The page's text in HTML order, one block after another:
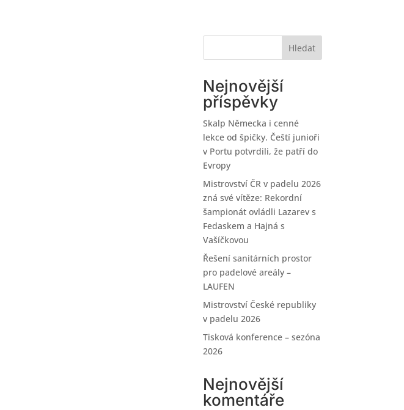
Hledat
Nejnovější
příspěvky
Skalp Německa i cenné
lekce od špičky. Čeští junioři
v Portu potvrdili, že patří do
Evropy
Mistrovství ČR v padelu 2026
zná své vítěze: Rekordní
šampionát ovládli Lazarev s
Fedaskem a Hajná s
Vašíčkovou
Řešení sanitárních prostor
pro padelové areály –
LAUFEN
Mistrovství České republiky
v padelu 2026
Tisková konference – sezóna
2026
Nejnovější
komentáře